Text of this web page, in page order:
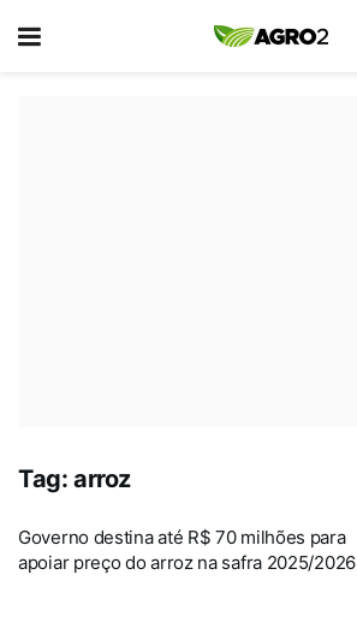
Tag: arroz
Governo destina até R$ 70 milhões para
apoiar preço do arroz na safra 2025/2026